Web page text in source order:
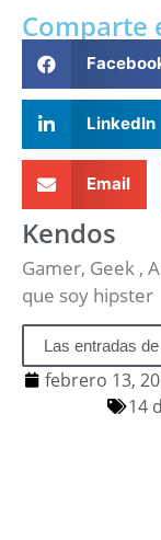
Comparte
LinkedIn
Email
Kendos
Gamer, Geek ,
que soy hipster
Las entradas
febrero 13,
14